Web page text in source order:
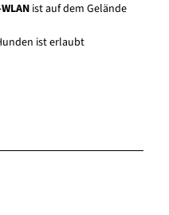
ist auf dem Gelände
ist erlaubt